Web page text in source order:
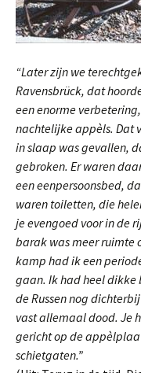
“Later zijn we
Ravensbrück, dat
een enorme
nachtelijke appèls. Dat
in slaap was gevallen,
gebroken. Er waren
een eenpersoonsbed,
waren toiletten, die
je evengoed voor in de
barak was meer ruimte
kamp had ik een
gaan. Ik had heel dikke
de Russen nog
vast allemaal dood. Je
gericht op de
schietgaten.”